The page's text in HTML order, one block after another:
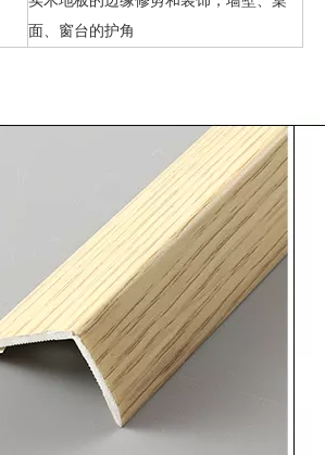
面、窗台的护角